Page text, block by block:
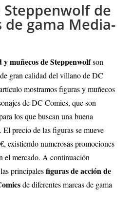
Steppenwolf de
de gama Media-
y muñecos de Steppenwolfson
gran calidad del villano de DC
mostramos figuras y muñecos
de DC Comics, que son
los que buscan una buena
precio de las figuras se mueve
existiendo numerosas promociones
el mercado. A continuación
principalesfiguras de acción de
de diferentes marcas de gama